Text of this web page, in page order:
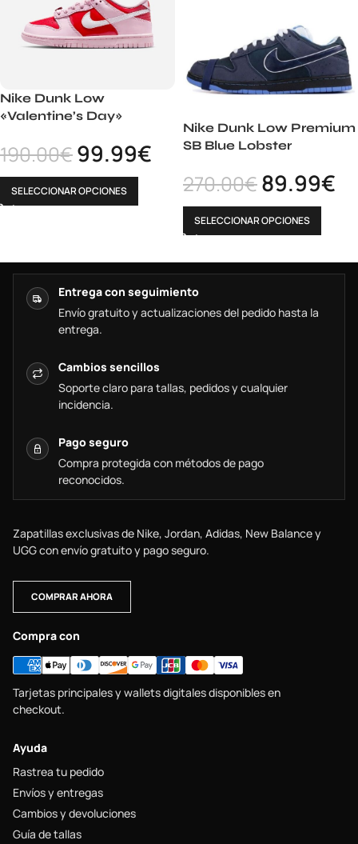
Nike Dunk Low
«Valentine’s Day»
190.00€99.99€
SELECCIONAR OPCIONES
Nike Dunk Low Premium
SB Blue Lobster
270.00€89.99€
SELECCIONAR OPCIONES
Entrega con seguimiento
Envío gratuito y actualizaciones del pedido hasta la
entrega.
Cambios sencillos
Soporte claro para tallas, pedidos y cualquier
incidencia.
Pago seguro
Compra protegida con métodos de pago
reconocidos.
Zapatillas exclusivas de Nike, Jordan, Adidas, New Balance y
UGG con envío gratuito y pago seguro.
COMPRAR AHORA
Compra con
Tarjetas principales y wallets digitales disponibles en
checkout.
Ayuda
Rastrea tu pedido
Envíos y entregas
Cambios y devoluciones
Guía de tallas